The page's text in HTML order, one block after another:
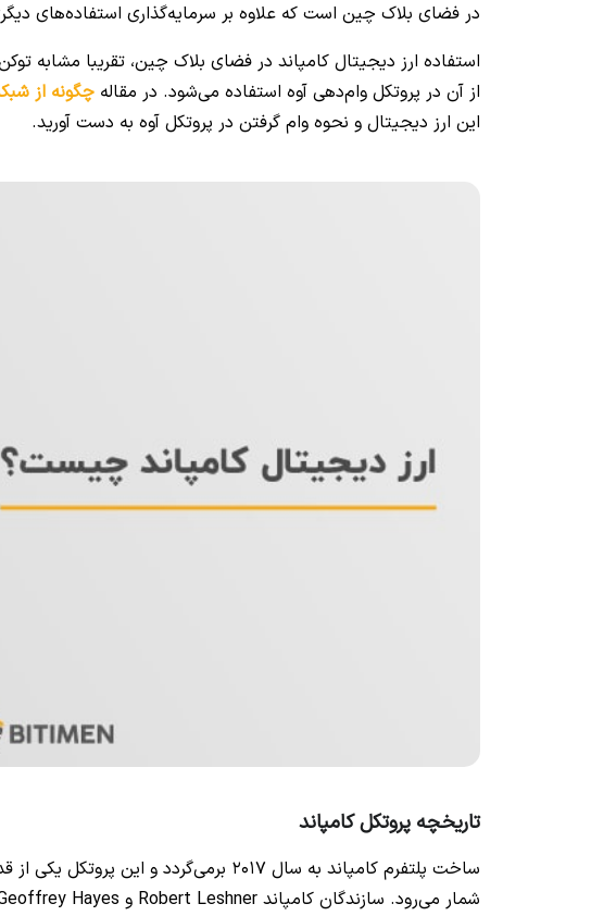
در فضای بلاک چین است که علاوه بر سرمایه‌گذاری استفاده‌های
از آن در پروتکل وام‌دهی آوه استفاده می‌شود. در مقاله چگونه از
این ارز دیجیتال و نحوه وام گرفتن در پروتکل آوه به دست آورید.
تاریخچه پروتکل کامپاند
ساخت پلتفرم کامپاند به سال 2017 برمی‌گردد